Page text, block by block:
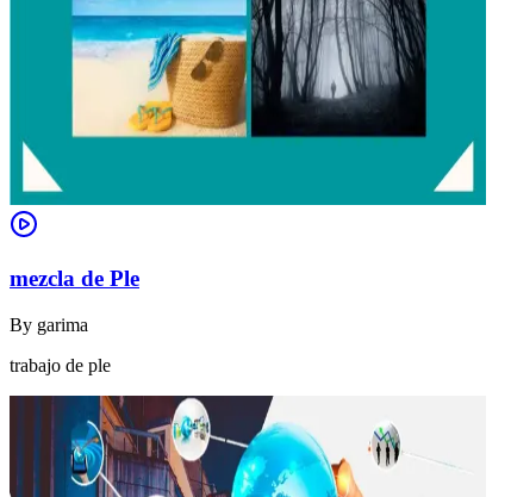
mezcla de Ple
By garima
trabajo de ple